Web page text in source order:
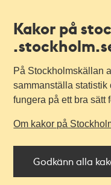
Kakor på
På Stockholmskällan
sammanställa statistik
fungera på ett bra sätt
Om kakor på
Godkänn alla